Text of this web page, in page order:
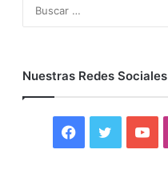
Nuestras Redes Sociales
F
Y